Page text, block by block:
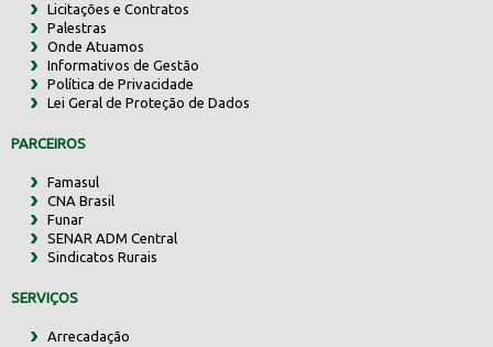
Licitações e Contratos
Palestras
Onde Atuamos
Informativos de Gestão
Política de Privacidade
Lei Geral de Proteção de Dados
PARCEIROS
Famasul
CNA Brasil
Funar
SENAR ADM Central
Sindicatos Rurais
SERVIÇOS
Arrecadação